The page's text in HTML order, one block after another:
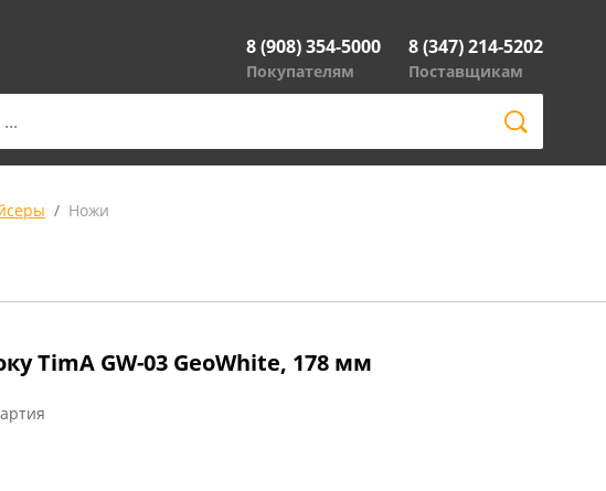
8 (908) 354-5000
Покупателям
8 (347) 214-5202
Поставщикам
Ножи
TimA GW-03 GeoWhite, 178 мм